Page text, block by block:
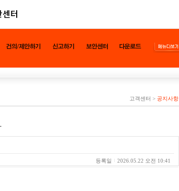
터
고객센터 > 공지사항
등록일 2026.05.22 오전 10:41